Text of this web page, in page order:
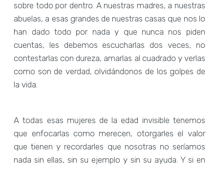
sobre todo por dentro. A nuestras madres, a nuestras
abuelas, a esas grandes de nuestras casas que nos lo
han dado todo por nada y que nunca nos piden
cuentas, les debemos escucharlas dos veces, no
contestarlas con dureza, amarlas al cuadrado y verlas
como son de verdad, olvidándonos de los golpes de
la vida.
A todas esas mujeres de la edad invisible tenemos
que enfocarlas como merecen, otorgarles el valor
que tienen y recordarles que nosotras no seríamos
nada sin ellas, sin su ejemplo y sin su ayuda. Y si en